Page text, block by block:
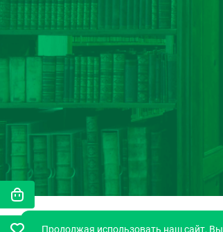
Продолжая использовать наш сайт, Вы